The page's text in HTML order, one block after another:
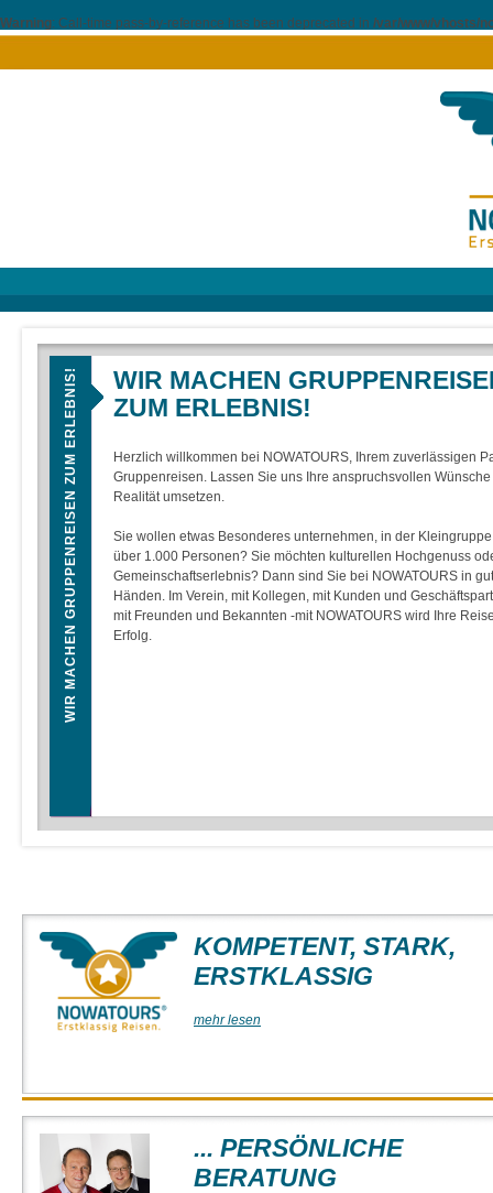
Warning: Call-time pass-by-reference has been deprecated in /var/www/vhosts/
WIR MACHEN GRUPPENREISEN ZUM ERLEBNIS!
WIR MACHEN
ZUM ERLEBNIS!
Herzlich willkommen bei NOWATOURS, Ihrem zuverlässigen
Gruppenreisen. Lassen Sie uns Ihre anspruchsvollen
Realität umsetzen.
Sie wollen etwas Besonderes unternehmen, in der
über 1.000 Personen? Sie möchten kulturellen Hochgenuss
Gemeinschaftserlebnis? Dann sind Sie bei NOWATOURS in
Händen. Im Verein, mit Kollegen, mit Kunden und
mit Freunden und Bekannten -mit NOWATOURS wird Ihre
Erfolg.
KOMPETENT, STARK,
ERSTKLASSIG
mehr lesen
... PERSÖNLICHE
BERATUNG